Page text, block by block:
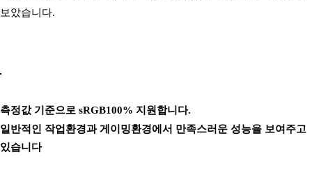
보았습니다.
측정값 기준으로 sRGB100% 지원합니다.
일반적인 작업환경과 게이밍환경에서 만족스러운 성능을 보여주고
있습니다